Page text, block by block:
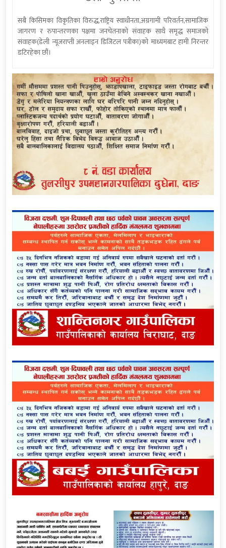
सबै किसिमका विकृतिका विरुद्ध,राष्ट्रिय स्वाधीनता,अग्रगामी परिवर्तन,सामाजिक
जागरण र रुपान्तरणका पक्षमा जनचेतनाको संवाहक साथै समृद्ध समाजको
संवाहक(डेली न्यूजराप्ती अनलाइन डिजिटल पत्रीका)को माध्यमबाट हामी निरन्तर
डटिरहेका छौं।